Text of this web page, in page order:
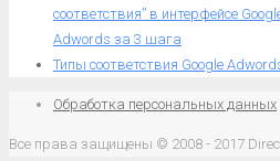
соответствия” в интерфейсе
Adwords за 3 шага
Типы соответствия Google
Обработка персональных данных
Все права защищены © 2008 - 2017